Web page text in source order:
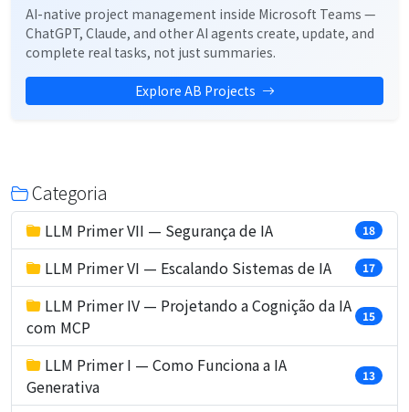
AI-native project management inside Microsoft Teams —
ChatGPT, Claude, and other AI agents create, update, and
complete real tasks, not just summaries.
Explore AB Projects
Categoria
LLM Primer VII — Segurança de IA 18
LLM Primer VI — Escalando Sistemas de IA 17
LLM Primer IV — Projetando a Cognição da IA
com MCP
15
LLM Primer I — Como Funciona a IA
Generativa
13